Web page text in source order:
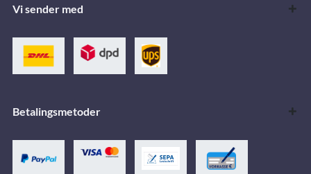
Vi sender med
Betalingsmetoder